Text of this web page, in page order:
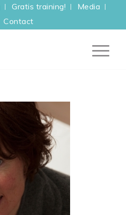
Gratis training!
Media
Contact